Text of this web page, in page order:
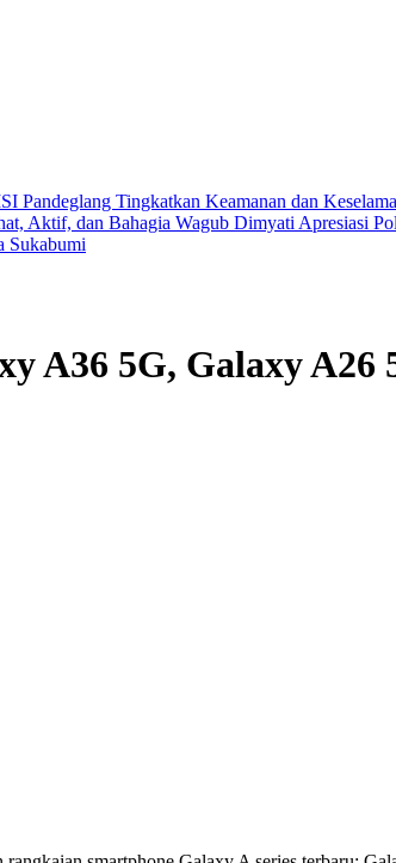
Pandeglang Tingkatkan Keamanan dan
Aktif, dan Bahagia Wagub Dimyati Apresiasi
Sukabumi
A36 5G, Galaxy